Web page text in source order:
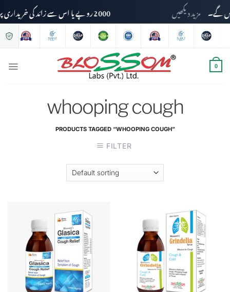
2000 روپے یا اس سے زائد کی خریداری پر ڈیلیوری چارجز وصول نہیں کیے جائیں گے۔ مزید دیکھیں
0
whooping cough
PRODUCTS TAGGED “WHOOPING COUGH”
FILTER